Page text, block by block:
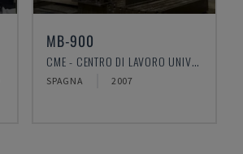
MB-900
CME - CENTRO DI LAVORO UNIVERSALE
SPAGNA 2007